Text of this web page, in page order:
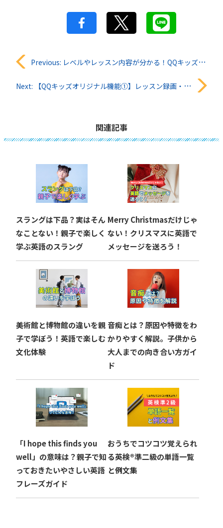
投
稿
ョ
ン
Previous: レベルやレッスン内容が分かる！QQキッズのカリキュラム一覧
Next: 【QQキッズオリジナル機能①】レッスン録画・チャット履歴機能
関連記事
スラングは下品？実はそん
なことない！親子で楽しく
学ぶ英語のスラング
Merry Christmasだけじゃ
ない！クリスマスに英語で
メッセージを送ろう！
美術館と博物館の違いを親
子で学ぼう！英語で楽しむ
文化体験
音痴とは？原因や特徴をわ
かりやすく解説。子供から
大人までの向き合い方ガイ
ド
「I hope this finds you
well」の意味は？親子で知
っておきたいやさしい英語
フレーズガイド
おうちでコツコツ覚えられ
る英検®準二級の単語一覧
と例文集